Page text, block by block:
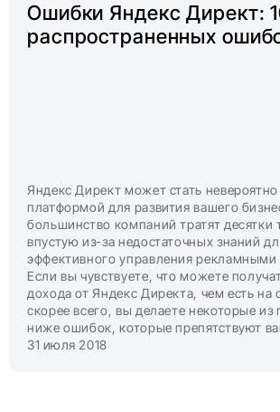
Ошибки Яндекс Директ:
распространенных
Яндекс Директ может стать
платформой для развития вашего
большинство компаний тратят десятки
впустую из-за недостаточных знаний
эффективного управления
Если вы чувствуете, что можете
дохода от Яндекс Директа, чем есть на
скорее всего, вы делаете некоторые из
ниже ошибок, которые препятствуют
31 июля 2018